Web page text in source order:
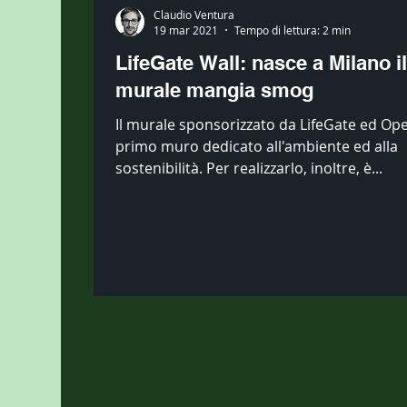
LifeGate Wall: nasce a Milano il
murale mangia smog
Il murale sponsorizzato da LifeGate ed Opel
primo muro dedicato all'ambiente ed alla
sostenibilità. Per realizzarlo, inoltre, è...
Claudio Ventura
19 mar 2021
Tempo di lettura: 2 min